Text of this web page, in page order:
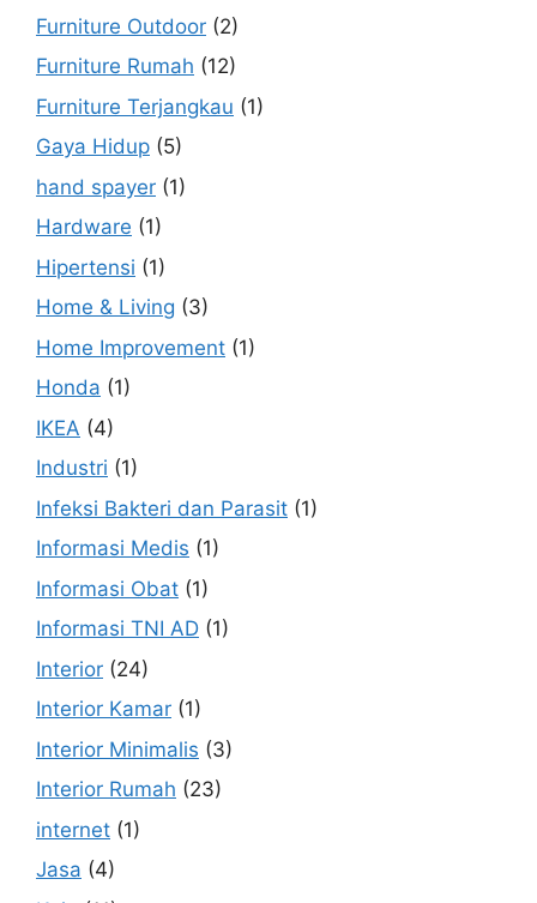
Furniture Outdoor (2)
Furniture Rumah (12)
Furniture Terjangkau (1)
Gaya Hidup (5)
hand spayer (1)
Hardware (1)
Hipertensi (1)
Home & Living (3)
Home Improvement (1)
Honda (1)
IKEA (4)
Industri (1)
Infeksi Bakteri dan Parasit (1)
Informasi Medis (1)
Informasi Obat (1)
Informasi TNI AD (1)
Interior (24)
Interior Kamar (1)
Interior Minimalis (3)
Interior Rumah (23)
internet (1)
Jasa (4)